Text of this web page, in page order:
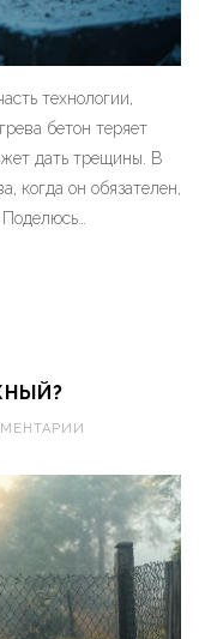
технологии,
бетон теряет
дать трещины. В
когда он обязателен,
Поделюсь
бетон не только